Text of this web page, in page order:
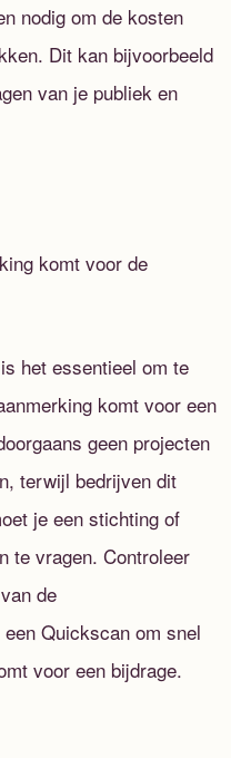
nodig om de kosten
Dit kan bijvoorbeeld
van je publiek en
komt voor de
het essentieel om te
komt voor een
geen projecten
terwijl bedrijven dit
je een stichting of
te vragen. Controleer
de
Quickscan om snel
voor een bijdrage.